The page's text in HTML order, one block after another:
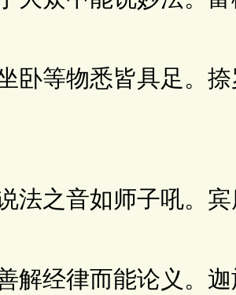
等物悉皆具足。捺
之音如师子吼。宾
经律而能论义。迦